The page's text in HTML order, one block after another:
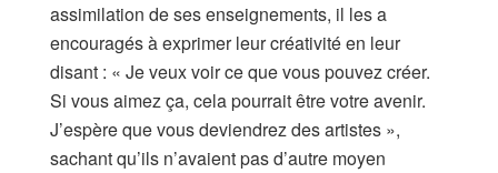
assimilation de ses enseignements, il les a
encouragés à exprimer leur créativité en leur
disant : « Je veux voir ce que vous pouvez créer.
Si vous aimez ça, cela pourrait être votre avenir.
J’espère que vous deviendrez des artistes »,
sachant qu’ils n’avaient pas d’autre moyen